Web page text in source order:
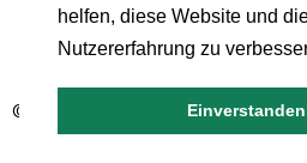
helfen, diese Website und
Nutzererfahrung zu
© 2007 - 2026 bulgarische-kirche.de